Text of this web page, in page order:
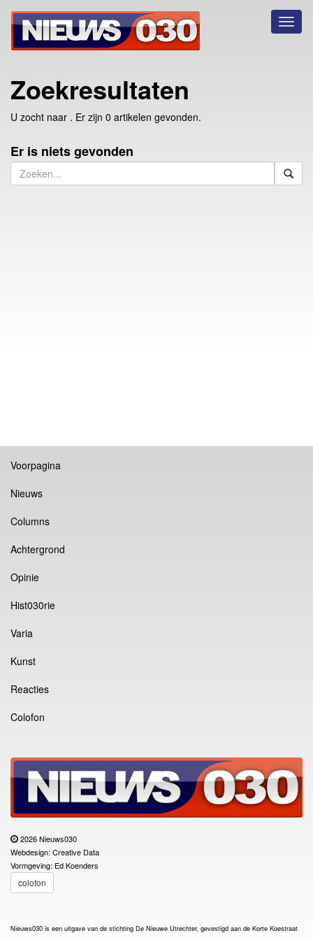
Zoekresultaten
U zocht naar . Er zijn 0 artikelen gevonden.
Er is niets gevonden
Voorpagina
Nieuws
Columns
Achtergrond
Opinie
Hist030rie
Varia
Kunst
Reacties
Colofon
2026 Nieuws030
Webdesign: Creative Data
Vormgeving: Ed Koenders
colofon
Nieuws030 is een uitgave van de stichting De Nieuwe Utrechter, gevestigd aan de Korte Koestraat